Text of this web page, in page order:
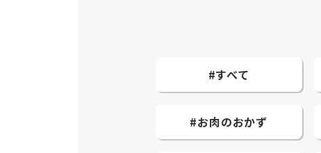
#すべて
#お肉のおかず